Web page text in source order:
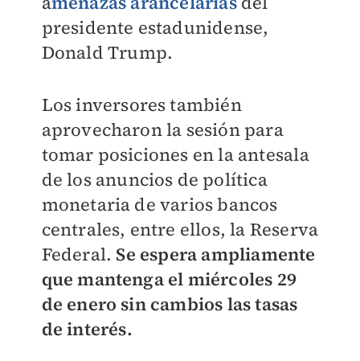
presidente estadunidense,
Donald Trump.
Los inversores también
aprovecharon la sesión para
tomar posiciones en la antesala
de los anuncios de política
monetaria de varios bancos
centrales, entre ellos, la Reserva
Federal. Se espera ampliamente
que mantenga el miércoles 29
de enero sin cambios las tasas
de interés.